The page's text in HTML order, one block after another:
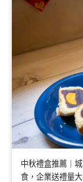
中秋禮盒推薦｜
食，企業送禮量